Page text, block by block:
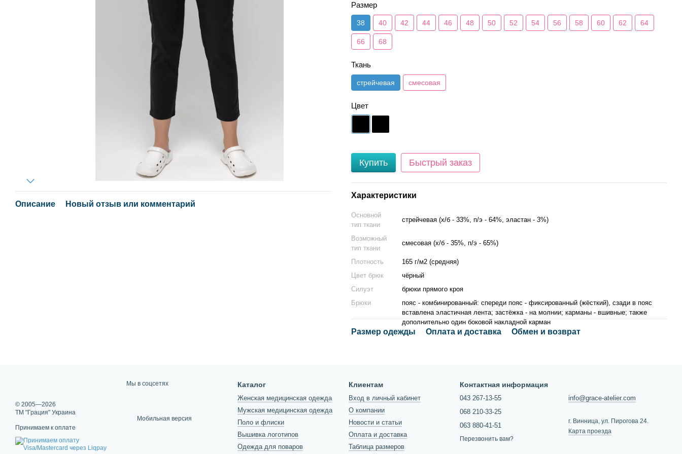
Описание Новый отзыв или комментарий
Размер
38 40 42 44 46 48 50 52 54 56 58 60 62 64
66 68
Ткань
стрейчевая смесовая
Цвет
Купить Быстрый заказ
Характеристики
Основной
тип ткани
стрейчевая (х/б - 33%, п/э - 64%, эластан - 3%)
Возможный
тип ткани
смесовая (х/б - 35%, п/э - 65%)
Плотность
165 г/м2 (средняя)
Цвет брюк
чёрный
Силуэт
брюки прямого кроя
Брюки
пояс - комбинированный: спереди пояс - фиксированный (жёсткий), сзади в пояс
вставлена эластичная лента; застёжка - на молнии; карманы - вшивные; также
дополнительно один боковой накладной карман
Размер одежды Оплата и доставка Обмен и возврат
© 2005—2026
ТМ "Грация" Украина
Принимаем к оплате
Мы в соцсетях
Мобильная версия
Каталог
Женская медицинская одежда
Мужская медицинская одежда
Поло и флиски
Вышивка логотипов
Одежда для поваров
Клиентам
Вход в личный кабинет
О компании
Новости и статьи
Оплата и доставка
Таблица размеров
Контактная информация
043 267-13-55
068 210-33-25
063 880-41-51
Перезвонить вам?
info@grace-atelier.com
г. Винница, ул. Пирогова 24.
Карта проезда